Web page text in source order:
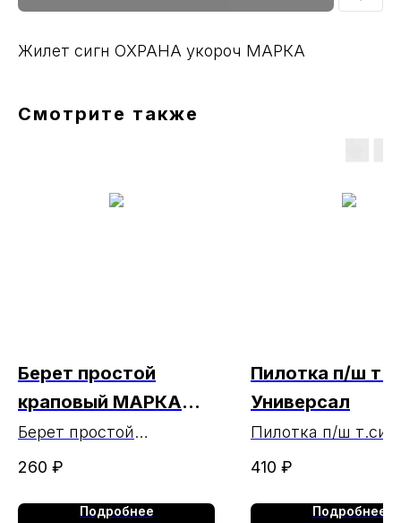
Жилет сигн ОХРАНА укороч МАРКА
Смотрите также
Берет простой
краповый МАРКА
(ЧЗ 26.02.2023)
Берет простой
краповый МАРКА
260 ₽
Подробнее
Пилотка п/ш
Универсал
Пилотка п/ш т.син
Универсал
410 ₽
Подробнее